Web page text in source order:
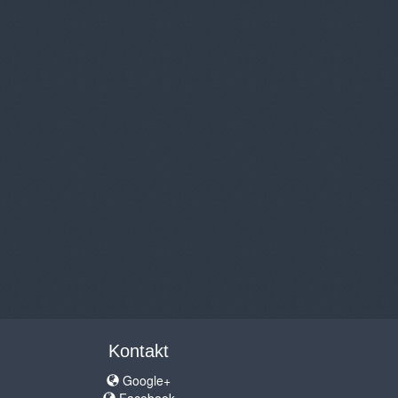
Kontakt
Google+